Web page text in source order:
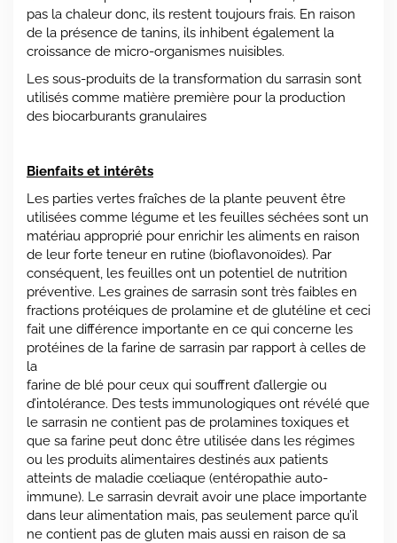
pas la chaleur donc, ils restent toujours frais. En raison
de la présence de tanins, ils inhibent également la
croissance de micro-organismes nuisibles.
Les sous-produits de la transformation du sarrasin sont
utilisés comme matière première pour la production
des biocarburants granulaires
Bienfaits et intérêts
Les parties vertes fraîches de la plante peuvent être
utilisées comme légume et les feuilles séchées sont un
matériau approprié pour enrichir les aliments en raison
de leur forte teneur en rutine (bioflavonoïdes). Par
conséquent, les feuilles ont un potentiel de nutrition
préventive. Les graines de sarrasin sont très faibles en
fractions protéiques de prolamine et de glutéline et ceci
fait une différence importante en ce qui concerne les
protéines de la farine de sarrasin par rapport à celles de
la
farine de blé pour ceux qui souffrent d’allergie ou
d’intolérance. Des tests immunologiques ont révélé que
le sarrasin ne contient pas de prolamines toxiques et
que sa farine peut donc être utilisée dans les régimes
ou les produits alimentaires destinés aux patients
atteints de maladie cœliaque (entéropathie auto-
immune). Le sarrasin devrait avoir une place importante
dans leur alimentation mais, pas seulement parce qu’il
ne contient pas de gluten mais aussi en raison de sa